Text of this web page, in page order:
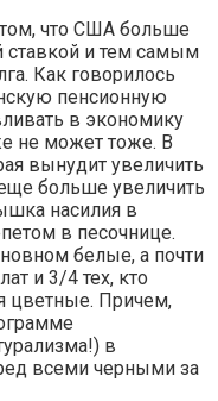
что США больше
ставкой и тем самым
Как говорилось
пенсионную
в экономику
не может тоже. В
вынудит увеличить
больше увеличить
насилия в
в песочнице.
белые, а почти
и 3/4 тех, кто
цветные. Причем,
в
всеми черными за